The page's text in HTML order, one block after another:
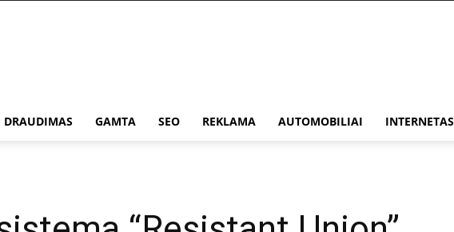
DRAUDIMAS GAMTA SEO REKLAMA AUTOMOBILIAI INTERNETAS